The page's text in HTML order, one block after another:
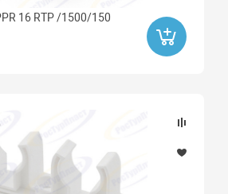
16 RTP /1500/150